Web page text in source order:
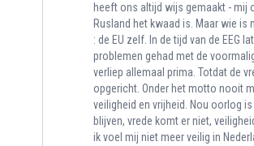
heeft ons altijd wijs gemaakt - mij
Rusland het kwaad is. Maar wie is
: de EU zelf. In de tijd van de EEG
problemen gehad met de
verliep allemaal prima. Totdat de
opgericht. Onder het motto nooit
veiligheid en vrijheid. Nou oorlog
blijven, vrede komt er niet,
ik voel mij niet meer veilig in